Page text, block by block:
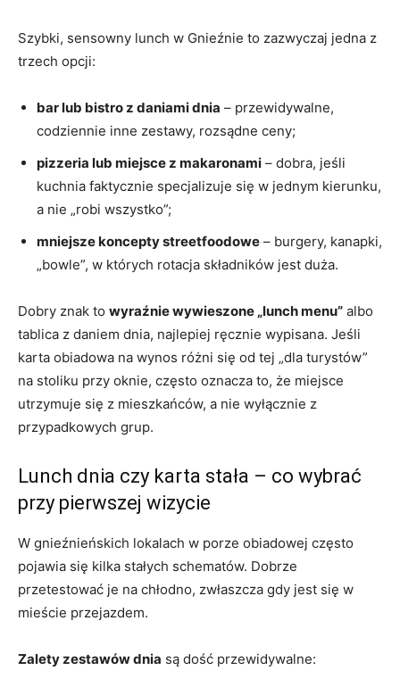
Szybki, sensowny lunch w Gnieźnie to zazwyczaj jedna z
trzech opcji:
bar lub bistro z daniami dnia – przewidywalne,
codziennie inne zestawy, rozsądne ceny;
pizzeria lub miejsce z makaronami – dobra, jeśli
kuchnia faktycznie specjalizuje się w jednym kierunku,
a nie „robi wszystko”;
mniejsze koncepty streetfoodowe – burgery, kanapki,
„bowle”, w których rotacja składników jest duża.
Dobry znak to wyraźnie wywieszone „lunch menu” albo
tablica z daniem dnia, najlepiej ręcznie wypisana. Jeśli
karta obiadowa na wynos różni się od tej „dla turystów”
na stoliku przy oknie, często oznacza to, że miejsce
utrzymuje się z mieszkańców, a nie wyłącznie z
przypadkowych grup.
Lunch dnia czy karta stała – co wybrać
przy pierwszej wizycie
W gnieźnieńskich lokalach w porze obiadowej często
pojawia się kilka stałych schematów. Dobrze
przetestować je na chłodno, zwłaszcza gdy jest się w
mieście przejazdem.
Zalety zestawów dnia są dość przewidywalne: